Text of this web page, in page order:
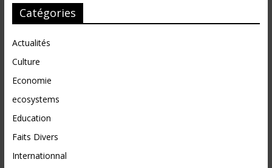
Catégories
Actualités
Culture
Economie
ecosystems
Education
Faits Divers
Internationnal